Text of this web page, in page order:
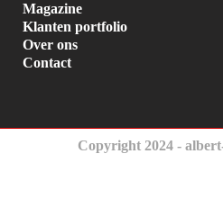
Magazine
Klanten portfolio
Over ons
Contact
Copyright 2024 -